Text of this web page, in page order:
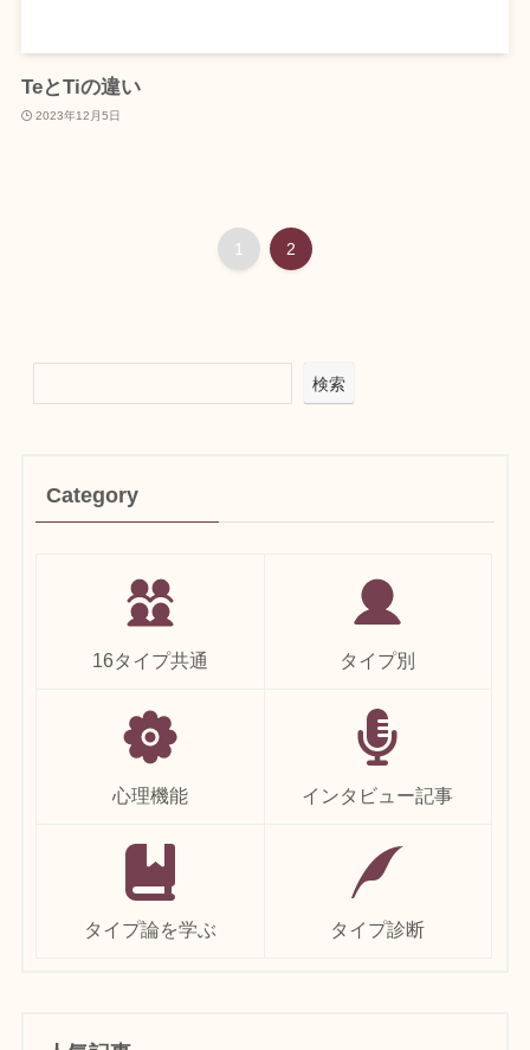
TeとTiの違い
2023年12月5日
1 2
検索
Category
16タイプ共通 タイプ別
心理機能 インタビュー記事
タイプ論を学ぶ タイプ診断